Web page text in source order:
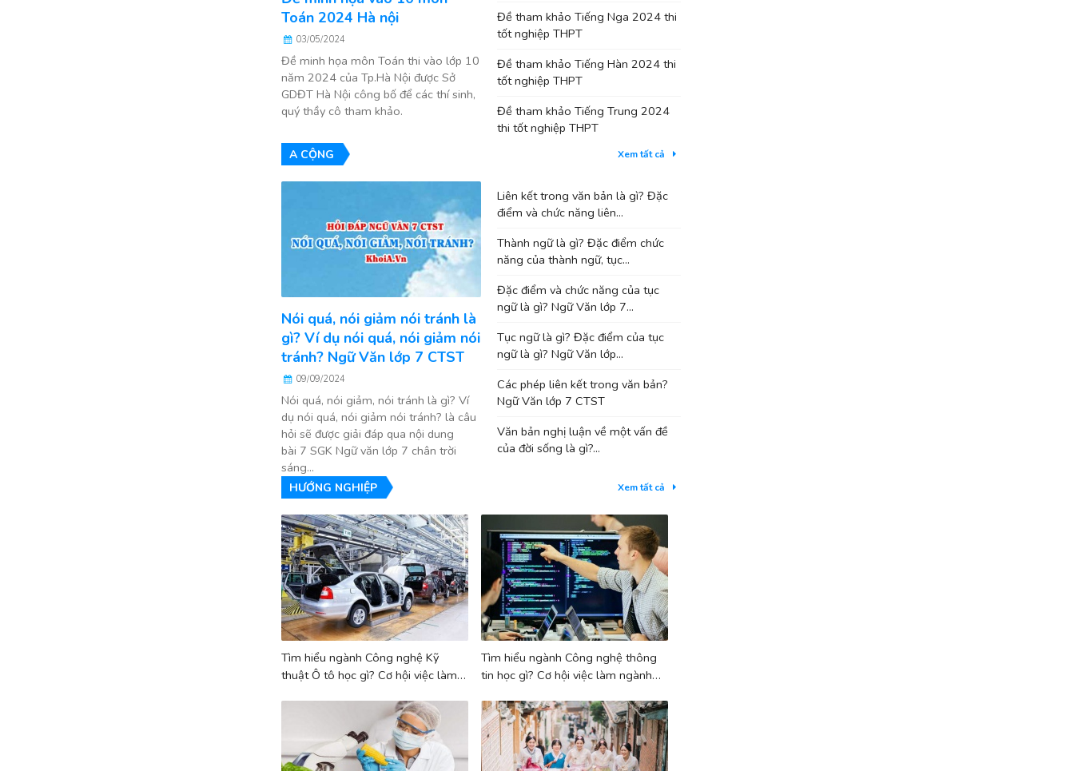
Toán 2024 Hà nội
03/05/2024
Đề minh họa môn Toán thi vào lớp 10
năm 2024 của Tp.Hà Nội được Sở
GDĐT Hà Nội công bố để các thí sinh,
quý thầy cô tham khảo.
Đề tham khảo Tiếng Nga 2024 thi
tốt nghiệp THPT
Đề tham khảo Tiếng Hàn 2024 thi
tốt nghiệp THPT
Đề tham khảo Tiếng Trung 2024
thi tốt nghiệp THPT
A CỘNG Xem tất cả
Nói quá, nói giảm nói tránh là
gì? Ví dụ nói quá, nói giảm nói
tránh? Ngữ Văn lớp 7 CTST
09/09/2024
Nói quá, nói giảm, nói tránh là gì? Ví
dụ nói quá, nói giảm nói tránh? là câu
hỏi sẽ được giải đáp qua nội dung
bài 7 SGK Ngữ văn lớp 7 chân trời
sáng...
Liên kết trong văn bản là gì? Đặc
điểm và chức năng liên...
Thành ngữ là gì? Đặc điểm chức
năng của thành ngữ, tục...
Đặc điểm và chức năng của tục
ngữ là gì? Ngữ Văn lớp 7...
Tục ngữ là gì? Đặc điểm của tục
ngữ là gì? Ngữ Văn lớp...
Các phép liên kết trong văn bản?
Ngữ Văn lớp 7 CTST
Văn bản nghị luận về một vấn đề
của đời sống là gì?...
HƯỚNG NGHIỆP Xem tất cả
Tìm hiểu ngành Công nghệ Kỹ
thuật Ô tô học gì? Cơ hội việc làm
Tìm hiểu ngành Công nghệ thông
tin học gì? Cơ hội việc làm ngành